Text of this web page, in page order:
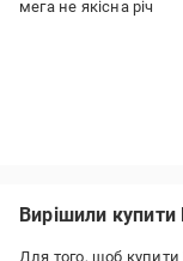
мега не якісна річ
Вирішили купити
Для того, щоб купити